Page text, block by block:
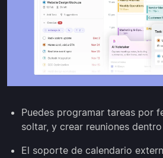
Puedes programar tareas por
soltar, y crear reuniones
El soporte de calendario